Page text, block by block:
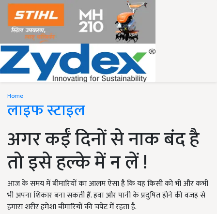
Home
लाइफ स्टाइल
अगर कईं दिनों से नाक बंद है
तो इसे हल्के में न लें !
आज के समय में बीमारियों का आलम ऐसा है कि यह किसी को भी और कभी
भी अपना शिकार बना सकती हैं. हवा और पानी के प्रदुषित होने की वजह से
हमारा शरीर हमेशा बीमारियों की चपेट में रहता है.